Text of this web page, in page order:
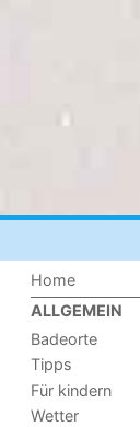
Home
ALLGEMEIN
Badeorte
Tipps
Für kindern
Wetter